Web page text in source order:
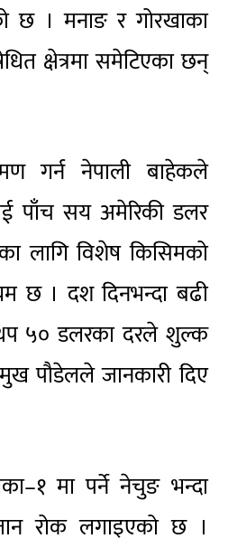
छ । मनाङ र गोरखाका
क्षेत्रमा समेटिएका छन्
गर्न नेपाली बाहेकले
पाँच सय अमेरिकी डलर
लागि विशेष किसिमको
छ । दश दिनभन्दा बढी
थप ५० डलरका दरले शुल्क
पौडेलले जानकारी दिए
मा पर्ने नेचुङ भन्दा
रोक लगाइएको छ ।